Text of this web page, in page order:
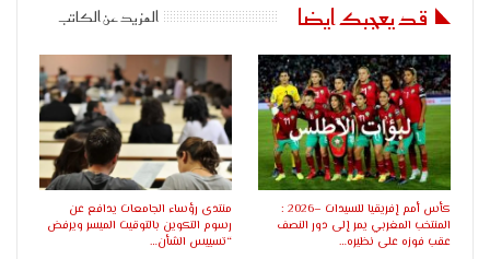
قد يعجبك ايضا المزيد عن الكاتب
كأس أمم إفريقيا للسيدات –2026 :
المنتخب المغربي يمر إلى دور النصف
عقب فوزه على نظيره…
منتدى رؤساء الجامعات يدافع عن
رسوم التكوين بالتوقيت الميسر ويرفض
“تسييس الشأن…